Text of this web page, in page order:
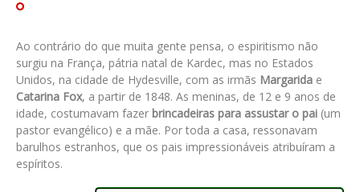
Ao contrário do que muita gente pensa, o espiritismo não
surgiu na França, pátria natal de Kardec, mas no Estados
Unidos, na cidade de Hydesville, com as irmãs Margarida e
Catarina Fox, a partir de 1848. As meninas, de 12 e 9 anos de
idade, costumavam fazer brincadeiras para assustar o pai (um
pastor evangélico) e a mãe. Por toda a casa, ressonavam
barulhos estranhos, que os pais impressionáveis atribuíram a
espíritos.